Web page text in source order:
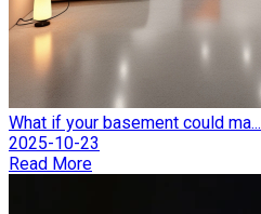
What if your basement could ma...
2025-10-23
Read More